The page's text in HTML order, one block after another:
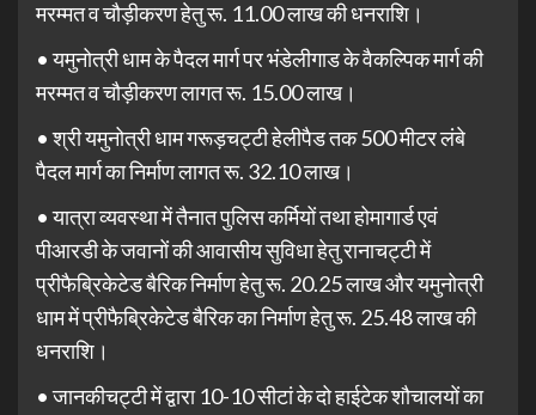
मरम्मत व चौड़ीकरण हेतु रू. 11.00 लाख की धनराशि।
• यमुनोत्री धाम के पैदल मार्ग पर भंडेलीगाड के वैकल्पिक मार्ग की
मरम्मत व चौड़ीकरण लागत रू. 15.00 लाख।
• श्री यमुनोत्री धाम गरूड़चट्टी हेलीपैड तक 500 मीटर लंबे
पैदल मार्ग का निर्माण लागत रू. 32.10 लाख।
• यात्रा व्यवस्था में तैनात पुलिस कर्मियों तथा होमागार्ड एवं
पीआरडी के जवानों की आवासीय सुविधा हेतु रानाचट्टी में
प्रीफैब्रिकेटेड बैरिक निर्माण हेतु रू. 20.25 लाख और यमुनोत्री
धाम में प्रीफैब्रिकेटेड बैरिक का निर्माण हेतु रू. 25.48 लाख की
धनराशि।
• जानकीचट्टी में द्वारा 10-10 सीटां के दो हाईटेक शौचालयों का